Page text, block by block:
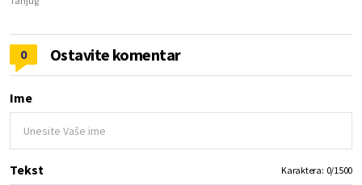
0 Ostavite komentar
Ime
Tekst Karaktera: 0/1500